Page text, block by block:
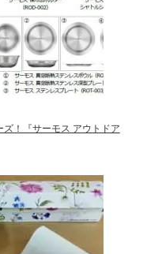
！『サーモス アウトドア